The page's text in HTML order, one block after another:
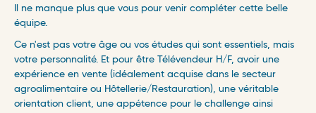
Il ne manque plus que vous pour venir compléter cette belle
équipe.
Ce n'est pas votre âge ou vos études qui sont essentiels, mais
votre personnalité. Et pour être Télévendeur H/F, avoir une
expérience en vente (idéalement acquise dans le secteur
agroalimentaire ou Hôtellerie/Restauration), une véritable
orientation client, une appétence pour le challenge ainsi